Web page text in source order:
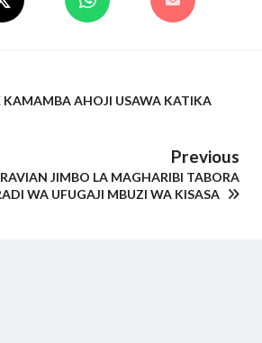
KAMAMBA AHOJI USAWA KATIKA
Previous
JIMBO LA MAGHARIBI TABORA
WA UFUGAJI MBUZI WA KISASA